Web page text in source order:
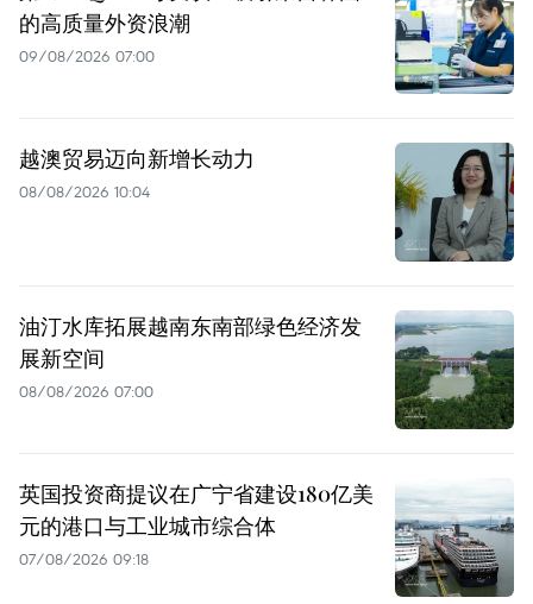
的高质量外资浪潮
09/08/2026 07:00
越澳贸易迈向新增长动力
08/08/2026 10:04
油汀水库拓展越南东南部绿色经济发
展新空间
08/08/2026 07:00
英国投资商提议在广宁省建设180亿美
元的港口与工业城市综合体
07/08/2026 09:18